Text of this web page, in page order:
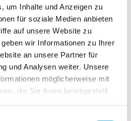
um Inhalte und Anzeigen zu
für soziale Medien anbieten
auf unsere Website zu
wir Informationen zu Ihrer
an unsere Partner für
und Analysen weiter. Unsere
möglicherweise mit
die Sie ihnen bereitgestellt
Indiz für eine
ist die
Aufgrund der
)Geschäftsführers
tendieren
und